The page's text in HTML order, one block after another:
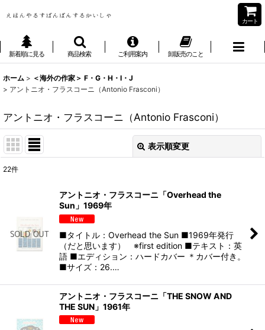
カート
新着順に見る 商品検索 ご利用案内 卸販売のこと
ホーム > ＜海外の作家＞ F・G・H・I・J
> アントニオ・フラスコーニ（Antonio Frasconi）
アントニオ・フラスコーニ（Antonio Frasconi）
表示順変更
絞り込む
22件
アントニオ・フラスコーニ「Overhead the
Sun」1969年
■タイトル：Overhead the Sun ■1969年発行
（だと思います） ※first edition ■テキスト：英
語 ■エディション：ハードカバー ＊カバー付き。
■サイズ：26.…
アントニオ・フラスコーニ「THE SNOW AND
THE SUN」1961年